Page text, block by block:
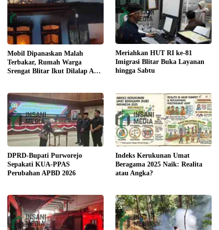
Mobil Dipanaskan Malah
Terbakar, Rumah Warga
Srengat Blitar Ikut Dilalap Api,
Meriahkan HUT RI ke-81
Imigrasi Blitar Buka Layanan
hingga Sabtu
DPRD-Bupati Purworejo
Sepakati KUA-PPAS
Perubahan APBD 2026
Indeks Kerukunan Umat
Beragama 2025 Naik: Realita
atau Angka?